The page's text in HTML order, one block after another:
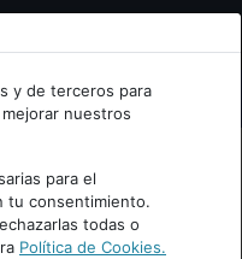
y de terceros para
nuestros
para el
tu consentimiento.
todas o
Política de Cookies.